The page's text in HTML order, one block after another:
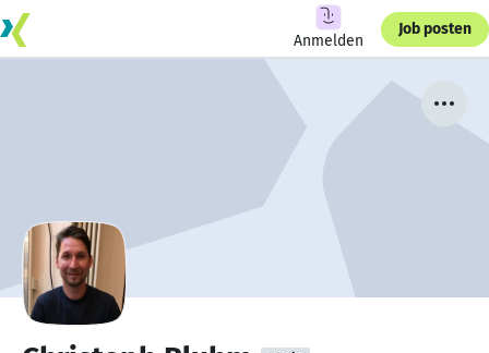
Anmelden
Job posten